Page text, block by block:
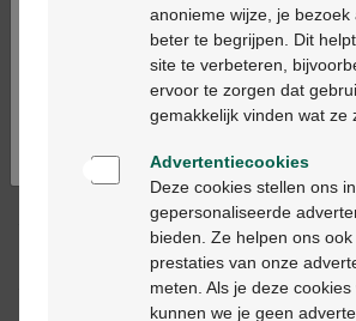
levering in je Multipharma
levering thuis vanaf €55
betalen
Klantendienstvia chat of
Productbeschrijving
Ga verder in het
Continuez en
anonieme wijze, je bezoek
beter te begrijpen. Dit
site te verbeteren,
ervoor te zorgen dat
gemakkelijk vinden wat ze
Advertentiecookies
Deze cookies stellen ons
gepersonaliseerde
bieden. Ze helpen ons
prestaties van onze
meten. Als je deze cookies
kunnen we je geen